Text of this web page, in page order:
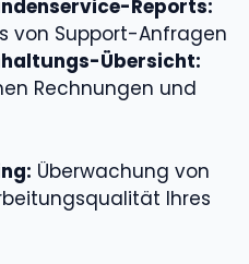
Reports:
von Support-Anfragen
Übersicht:
Rechnungen und
Überwachung von
Ihres